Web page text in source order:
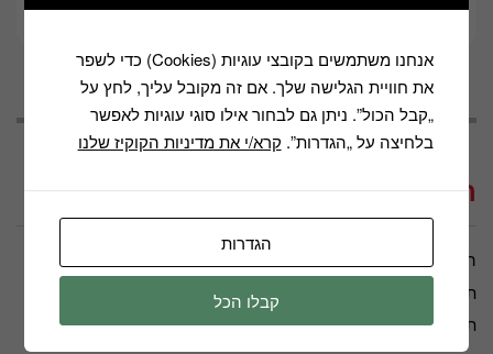
ND-9616
KL-5060FE
תקנונים ומבצעים
הצהרת נגישות
תנאי שימוש
תקנון דיוור
תקנון חברה
אנחנו משתמשים בקובצי עוגיות (Cookies) כדי לשפר
את חוויית הגלישה שלך. אם זה מקובל עליך, לחץ על
„קבל הכול”. ניתן גם לבחור אילו סוגי עוגיות לאפשר
בלחיצה על „הגדרות”. קרא/י את מדיניות הקוקיז שלנו
הגדרות
קבלו הכל